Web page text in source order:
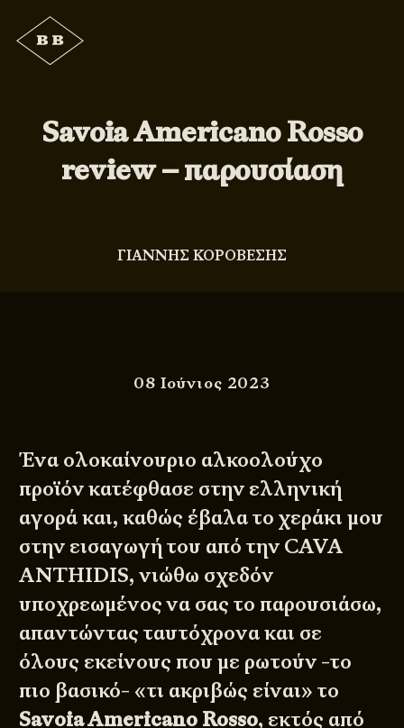
Savoia Americano Rosso
review – παρουσίαση
ΓΙΑΝΝΗΣ ΚΟΡΟΒΕΣΗΣ
08 Ιούνιος 2023
Ένα ολοκαίνουριο αλκοολούχο
προϊόν κατέφθασε στην ελληνική
αγορά και, καθώς έβαλα το χεράκι μου
στην εισαγωγή του από την CAVA
ANTHIDIS, νιώθω σχεδόν
υποχρεωμένος να σας το παρουσιάσω,
απαντώντας ταυτόχρονα και σε
όλους εκείνους που με ρωτούν -το
πιο βασικό- «τι ακριβώς είναι» το
Savoia Americano Rosso, εκτός από